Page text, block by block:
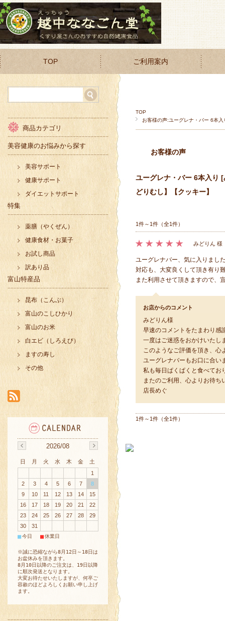
TOP ご利用案内
TOP
お客様の声:ユーグレナ・バー 6本
お客様の声
ユーグレナ・バー 6本入り
どりむし】【クッキー】
1件～1件（全1件）
みどりん 様
ユーグレナバー、気に入りまし
対応も、大変良くして頂き有り
また利用させて頂きますので、
お店からのコメント
みどりん様
早速のコメントをたまわり感
一度はご迷惑をおかけいたし
このようなご評価を頂き、心
ユーグレナバーもお口に合い
私も毎日ぱくぱくと食べてお
またのご利用、心よりお待ち
店長めぐ
1件～1件（全1件）
商品カテゴリ
美容健康のお悩みから探す
美容サポート
健康サポート
ダイエットサポート
特集
薬膳（やくぜん）
健康食材・お菓子
お試し商品
訳あり品
富山特産品
昆布（こんぶ）
富山のこしひかり
富山のお米
白エビ（しろえび）
ますの寿し
その他
2026/08
日 月 火 水 木 金
土
1
2
3 4 5 6 7
8
9
10 11 12 13 14
15
16
17 18 19 20 21
22
23
24 25 26 27 28
29
30
31
■今日 ■休業日
※誠に恐縮ながら8月12日～18日は
お盆休みを頂きます。
8月10日以降のご注文は、19日以降
に順次発送となります。
大変お待たせいたしますが、何卒ご
容赦のほどよろしくお願い申し上げ
ます。